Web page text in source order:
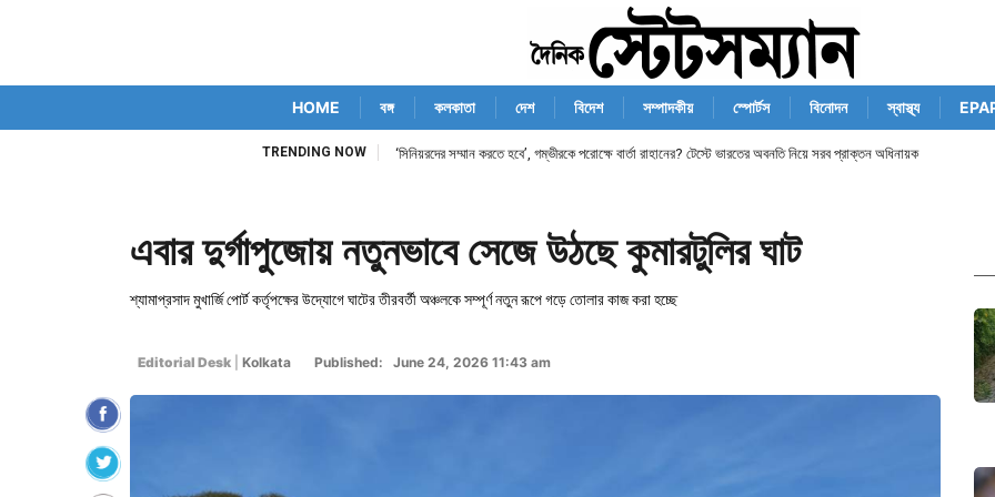
HOME বঙ্গ কলকাতা দেশ বিদেশ সম্পাদকীয় স্পোর্টস বিনোদন স্বাস্থ্য
TRENDING NOW ‘সিনিয়রদের সম্মান করতে হবে’, গম্ভীরকে পরোক্ষে বার্তা রাহানের? টেস্টে ভারতের অবনতি নিয়ে সরব প্রাক্তন অধিনায়ক
এবার দুর্গাপুজোয় নতুনভাবে সেজে উঠছে কুমারটুলির ঘাট
শ্যামাপ্রসাদ মুখার্জি পোর্ট কর্তৃপক্ষের উদ্যোগে ঘাটের তীরবর্তী অঞ্চলকে সম্পূর্ণ নতুন রূপে গড়ে তোলার কাজ করা হচ্ছে
Editorial Desk Kolkata Published: June 24, 2026 11:43 am